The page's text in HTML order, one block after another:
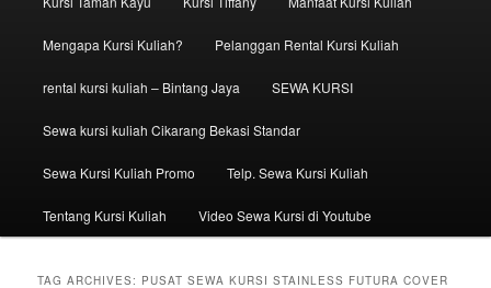
Mengapa Kursi Kuliah? Pelanggan Rental Kursi Kuliah
rental kursi kuliah – Bintang Jaya SEWA KURSI
Sewa kursi kuliah Cikarang Bekasi Standar
Sewa Kursi Kuliah Promo Telp. Sewa Kursi Kuliah
Tentang Kursi Kuliah Video Sewa Kursi di Youtube
TAG ARCHIVES: PUSAT SEWA KURSI STAINLESS FUTURA COVER